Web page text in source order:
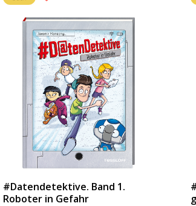
#Datendetektive. Band 1.
Roboter in Gefahr